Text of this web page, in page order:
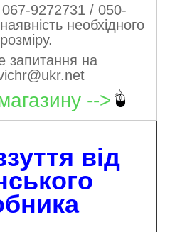
9272731 / 050-
необхідного
запитання на
-->
від